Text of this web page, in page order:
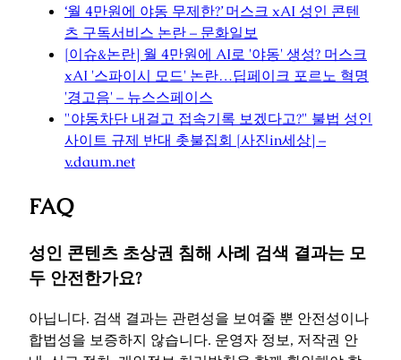
‘월 4만원에 야동 무제한?’ 머스크 xAI 성인 콘텐
츠 구독서비스 논란 – 문화일보
[이슈&논란] 월 4만원에 AI로 '야동' 생성? 머스크
xAI '스파이시 모드' 논란…딥페이크 포르노 혁명
'경고음' – 뉴스스페이스
"야동차단 내걸고 접속기록 보겠다고?" 불법 성인
사이트 규제 반대 촛불집회 [사진in세상] –
v.daum.net
FAQ
성인 콘텐츠 초상권 침해 사례 검색 결과는 모
두 안전한가요?
아닙니다. 검색 결과는 관련성을 보여줄 뿐 안전성이나
합법성을 보증하지 않습니다. 운영자 정보, 저작권 안